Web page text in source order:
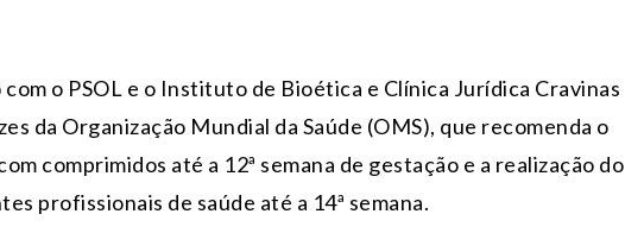
o PSOL e o Instituto de Bioética e Clínica Jurídica Cravinas
da Organização Mundial da Saúde (OMS), que recomenda o
comprimidos até a 12ª semana de gestação e a realização do
profissionais de saúde até a 14ª semana.